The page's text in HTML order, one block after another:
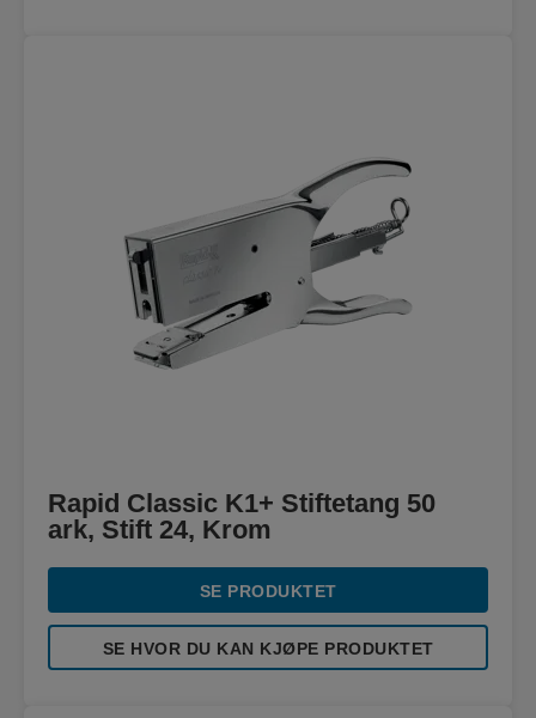
Rapid Classic K1+ Stiftetang 50
ark, Stift 24, Krom
SE PRODUKTET
SE HVOR DU KAN KJØPE PRODUKTET